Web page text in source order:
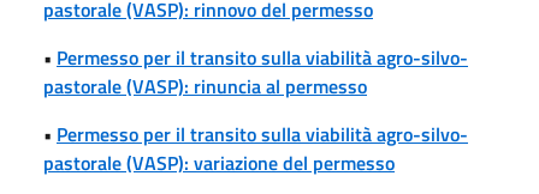
pastorale (VASP): rinnovo del permesso
• Permesso per il transito sulla viabilità agro-silvo-
pastorale (VASP): rinuncia al permesso
• Permesso per il transito sulla viabilità agro-silvo-
pastorale (VASP): variazione del permesso